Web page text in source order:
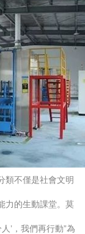
類不僅是社會文明
力的生動課堂。莫
’，我們再行動”為